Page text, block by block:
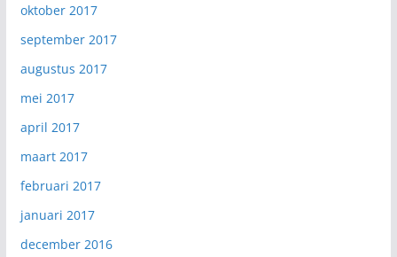
oktober 2017
september 2017
augustus 2017
mei 2017
april 2017
maart 2017
februari 2017
januari 2017
december 2016